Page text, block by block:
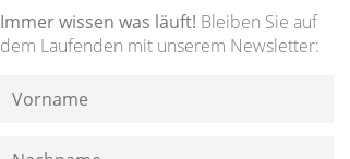
Immer wissen was läuft! Bleiben Sie auf
dem Laufenden mit unserem Newsletter: